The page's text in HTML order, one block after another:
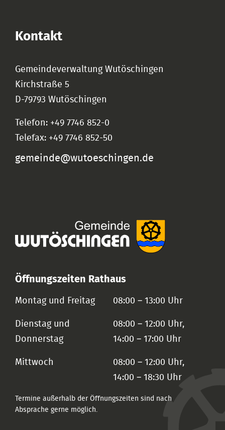
Kontakt
Gemeindeverwaltung Wutöschingen
Kirchstraße 5
D-79793 Wutöschingen
Telefon: +49 7746 852-0
Telefax: +49 7746 852-50
gemeinde@wutoeschingen.de
Öffnungszeiten Rathaus
Montag und Freitag 08:00 – 13:00 Uhr
Dienstag und
Donnerstag
08:00 – 12:00 Uhr,
14:00 – 17:00 Uhr
Mittwoch
08:00 – 12:00 Uhr,
14:00 – 18:30 Uhr
Termine außerhalb der Öffnungszeiten sind nach
Absprache gerne möglich.